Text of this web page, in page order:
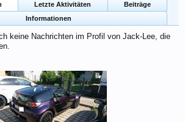
Letzte Aktivitäten
Beiträge
Informationen
keine Nachrichten im Profil von Jack-Lee, die